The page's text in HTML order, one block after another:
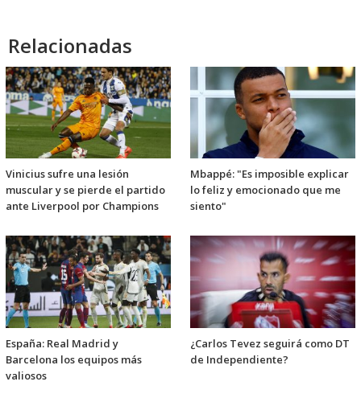
Relacionadas
Vinicius sufre una lesión
muscular y se pierde el partido
ante Liverpool por Champions
Mbappé: "Es imposible explicar
lo feliz y emocionado que me
siento"
España: Real Madrid y
Barcelona los equipos más
valiosos
¿Carlos Tevez seguirá como DT
de Independiente?